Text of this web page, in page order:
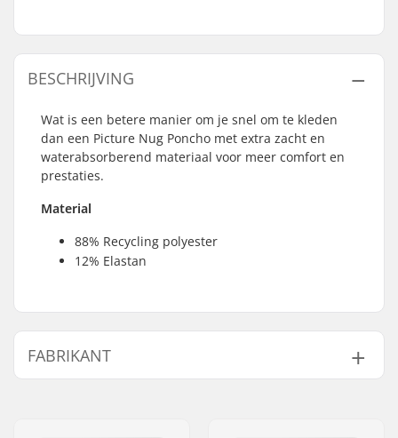
BESCHRIJVING
Wat is een betere manier om je snel om te kleden
dan een Picture Nug Poncho met extra zacht en
waterabsorberend materiaal voor meer comfort en
prestaties.
Material
88% Recycling polyester
12% Elastan
FABRIKANT